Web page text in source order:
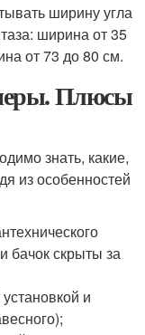
ширину угла
ширина от 35
от 73 до 80 см.
Плюсы
знать, какие,
из особенностей
бачок скрыты за
и